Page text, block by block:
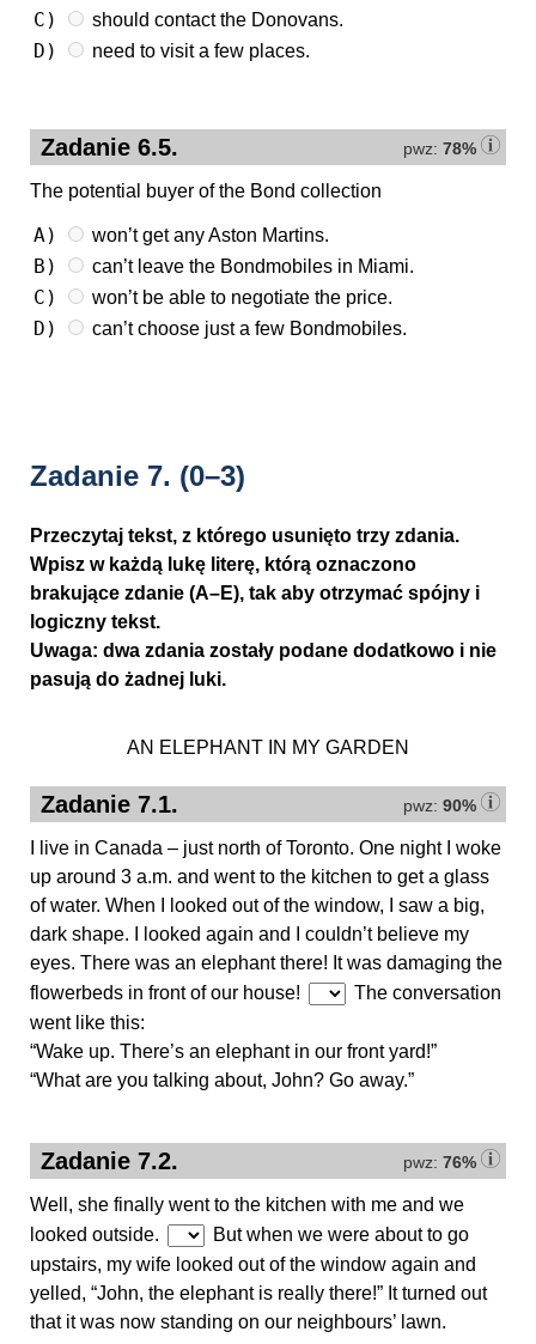
C) should contact the Donovans.
D) need to visit a few places.
pwz: 78%
Zadanie 6.5.
The potential buyer of the Bond collection
A) won’t get any Aston Martins.
B) can’t leave the Bondmobiles in Miami.
C) won’t be able to negotiate the price.
D) can’t choose just a few Bondmobiles.
Zadanie 7. (0–3)
Przeczytaj tekst, z którego usunięto trzy zdania.
Wpisz w każdą lukę literę, którą oznaczono
brakujące zdanie (A–E), tak aby otrzymać spójny i
logiczny tekst.
Uwaga: dwa zdania zostały podane dodatkowo i nie
pasują do żadnej luki.
AN ELEPHANT IN MY GARDEN
pwz: 90%
Zadanie 7.1.
I live in Canada – just north of Toronto. One night I woke
up around 3 a.m. and went to the kitchen to get a glass
of water. When I looked out of the window, I saw a big,
dark shape. I looked again and I couldn’t believe my
eyes. There was an elephant there! It was damaging the
flowerbeds in front of our house!
The conversation
went like this:
“Wake up. There’s an elephant in our front yard!”
“What are you talking about, John? Go away.”
pwz: 76%
Zadanie 7.2.
Well, she finally went to the kitchen with me and we
looked outside.
But when we were about to go
upstairs, my wife looked out of the window again and
yelled, “John, the elephant is really there!” It turned out
that it was now standing on our neighbours’ lawn.